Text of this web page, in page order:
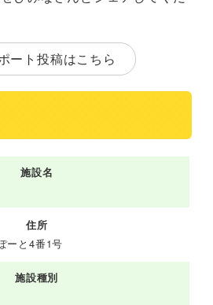
ート投稿はこちら
施設名
住所
ーと4番1号
施設種別